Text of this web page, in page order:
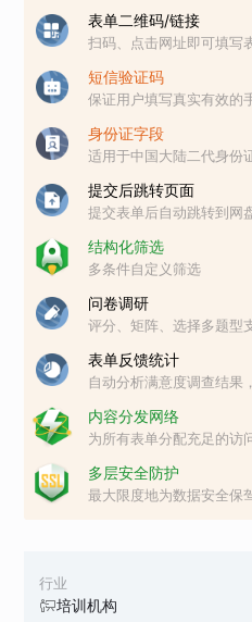
行业
培训机构
表单二维码/链接
扫码、点击网址即可填写
短信验证码
保证用户填写真实有效的
身份证字段
适用于中国大陆二代身份
提交后跳转页面
提交表单后自动跳转到网
结构化筛选
多条件自定义筛选
问卷调研
评分、矩阵、选择多题型
表单反馈统计
自动分析满意度调查结果
内容分发网络
为所有表单分配充足的访
多层安全防护
最大限度地为数据安全保